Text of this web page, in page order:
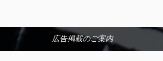
広告掲載のご案内